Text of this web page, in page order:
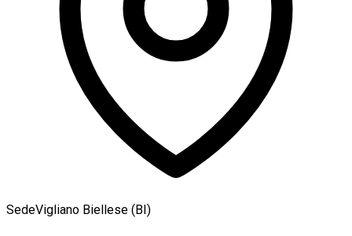
SedeVigliano Biellese (BI)